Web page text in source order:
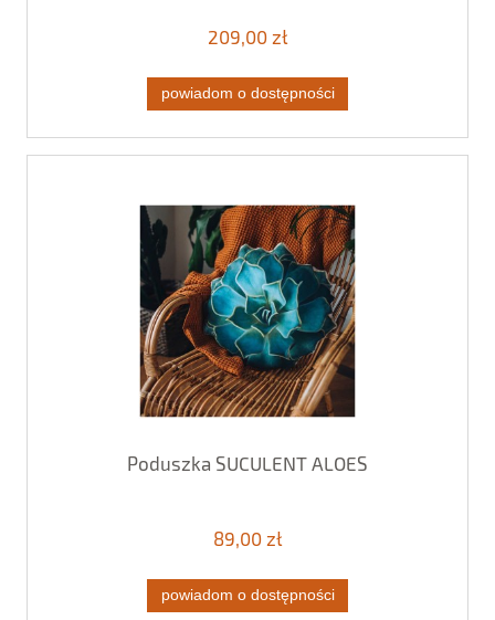
209,00 zł
powiadom o dostępności
Poduszka SUCULENT ALOES
89,00 zł
powiadom o dostępności